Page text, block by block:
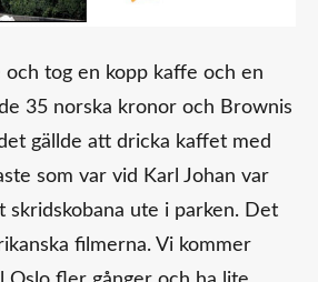
tog en kopp kaffe och en
35 norska kronor och Brownis
gällde att dricka kaffet med
som var vid Karl Johan var
skridskobana ute i parken. Det
filmerna. Vi kommer